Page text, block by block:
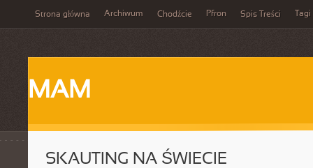
Strona główna Archiwum Chodźcie Pfron Spis Treści Tagi
MAM
SKAUTING NA ŚWIECIE